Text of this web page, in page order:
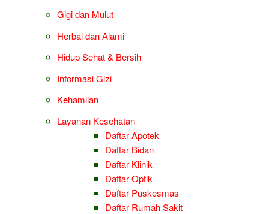
Gigi dan Mulut
Herbal dan Alami
Hidup Sehat & Bersih
Informasi Gizi
Kehamilan
Layanan Kesehatan
Daftar Apotek
Daftar Bidan
Daftar Klinik
Daftar Optik
Daftar Puskesmas
Daftar Rumah Sakit